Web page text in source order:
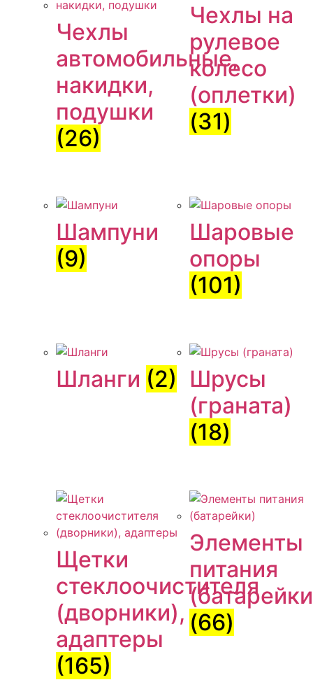
Чехлы
автомобильные,
накидки,
подушки
(26)
Чехлы на
рулевое
колесо
(оплетки)
(31)
Шампуни
(9)
Шаровые
опоры
(101)
Шланги (2) Шрусы
(граната)
(18)
Щетки
стеклоочистителя
(дворники),
адаптеры
(165)
Элементы
питания
(66)